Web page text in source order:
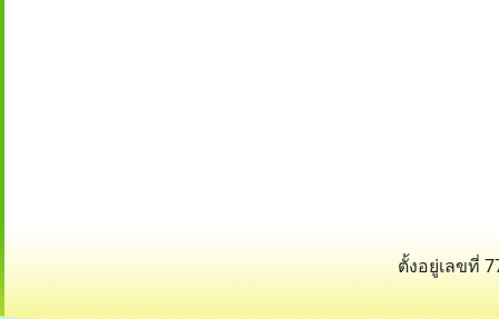
ตั้งอยู่เลขที่